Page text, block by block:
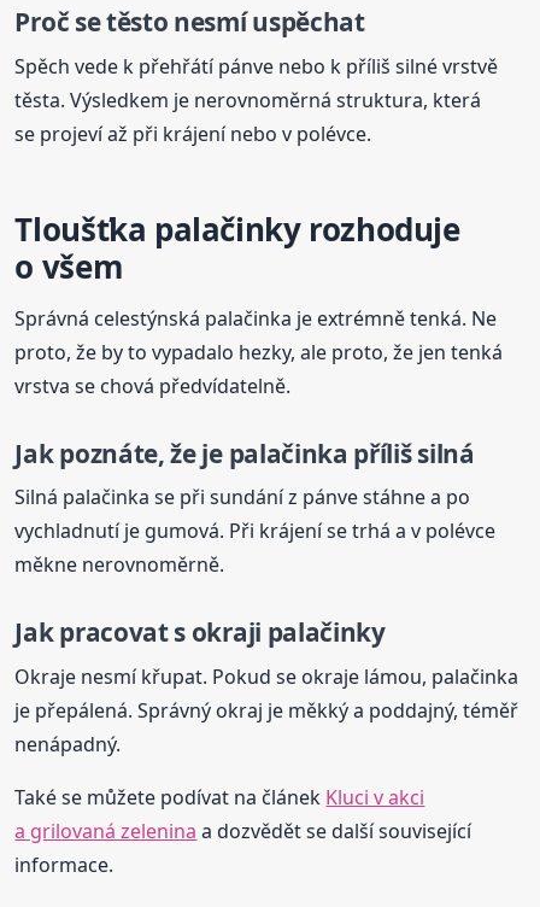
Proč se těsto nesmí uspěchat
Spěch vede k přehřátí pánve nebo k příliš silné vrstvě
těsta. Výsledkem je nerovnoměrná struktura, která
se projeví až při krájení nebo v polévce.
Tloušťka palačinky rozhoduje
o všem
Správná celestýnská palačinka je extrémně tenká. Ne
proto, že by to vypadalo hezky, ale proto, že jen tenká
vrstva se chová předvídatelně.
Jak poznáte, že je palačinka příliš silná
Silná palačinka se při sundání z pánve stáhne a po
vychladnutí je gumová. Při krájení se trhá a v polévce
měkne nerovnoměrně.
Jak pracovat s okraji palačinky
Okraje nesmí křupat. Pokud se okraje lámou, palačinka
je přepálená. Správný okraj je měkký a poddajný, téměř
nenápadný.
Také se můžete podívat na článek Kluci v akci
a grilovaná zelenina a dozvědět se další související
informace.